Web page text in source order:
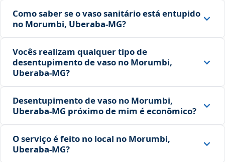
Como saber se o vaso sanitário está entupido
no Morumbi, Uberaba‑MG?
Vocês realizam qualquer tipo de
desentupimento de vaso no Morumbi,
Uberaba‑MG?
Desentupimento de vaso no Morumbi,
Uberaba‑MG próximo de mim é econômico?
O serviço é feito no local no Morumbi,
Uberaba‑MG?